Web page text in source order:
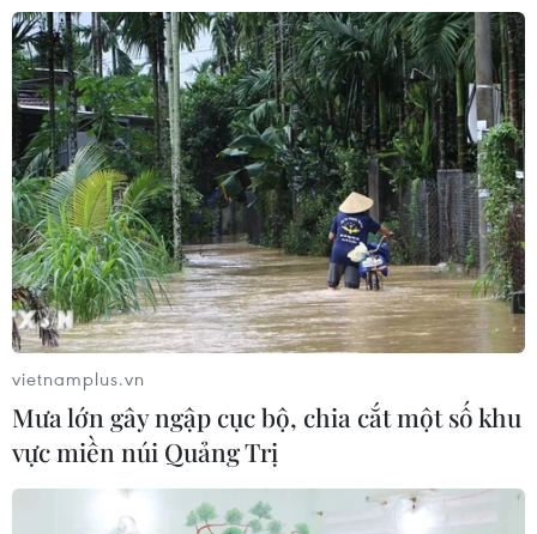
vietnamplus.vn
Mưa lớn gây ngập cục bộ, chia cắt một số khu
vực miền núi Quảng Trị